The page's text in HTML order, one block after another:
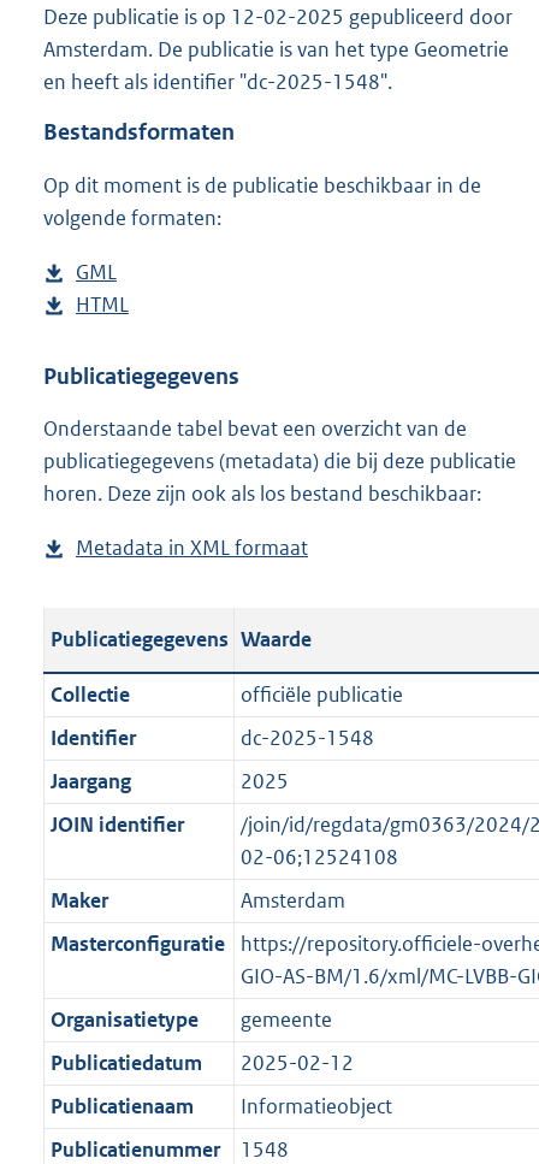
s
r
o
e
Deze publicatie is op 12-02-2025 gepubliceerd door
Amsterdam. De publicatie is van het type Geometrie
en heeft als identifier "dc-2025-1548".
Bestandsformaten
Op dit moment is de publicatie beschikbaar in de
volgende formaten:
D
o
n
o
a
d
u
l
c
a
t
i
e
n
f
o
m
a
a
t
GML
e
t
n
d
s
r
o
t
e
:
2
K
D
w
l
o
a
p
b
i
c
a
t
i
i
n
f
r
m
a
a
t
HTML
s
a
n
d
g
o
t
t
e
:
o
b
e
k
n
d
Publicatiegegevens
Onderstaande tabel bevat een overzicht van de
publicatiegegevens (metadata) die bij deze publicatie
horen. Deze zijn ook als los bestand beschikbaar:
Metadata in XML formaat
t
a
n
d
g
r
o
o
t
t
e
:
2
K
b
Publicatiegegevens Waarde
Collectie
officiële publicatie
Identifier
dc-2025-1548
Jaargang
2025
JOIN identifier
/join/id/regdata/gm0363/2024/
02-06;12524108
Maker
Amsterdam
Masterconfiguratie
https://repository.officiele-
GIO-AS-BM/1.6/xml/MC-LVBB-
Organisatietype
gemeente
Publicatiedatum
2025-02-12
Publicatienaam
Informatieobject
Publicatienummer
1548